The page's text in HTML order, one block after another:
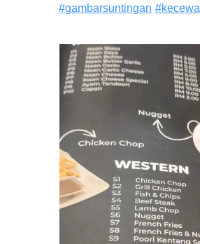
#gambarsuntingan #kecewa